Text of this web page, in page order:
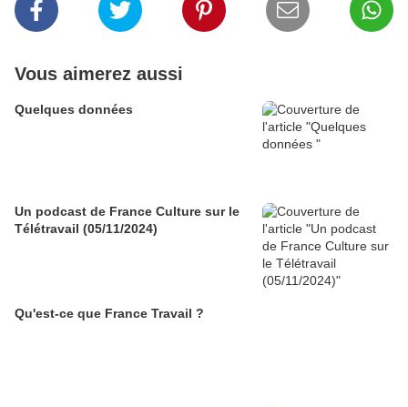
Vous aimerez aussi
Quelques données
Un podcast de France Culture sur le
Télétravail (05/11/2024)
Qu'est-ce que France Travail ?